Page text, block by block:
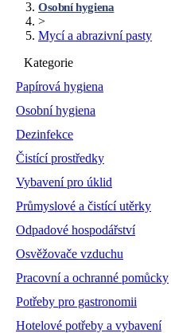
Osobní hygiena
>
Mycí a abrazivní pasty
Kategorie
Papírová hygiena
Osobní hygiena
Dezinfekce
Čistící prostředky
Vybavení pro úklid
Průmyslové a čistící utěrky
Odpadové hospodářství
Osvěžovače vzduchu
Pracovní a ochranné pomůcky
Potřeby pro gastronomii
Hotelové potřeby a vybavení